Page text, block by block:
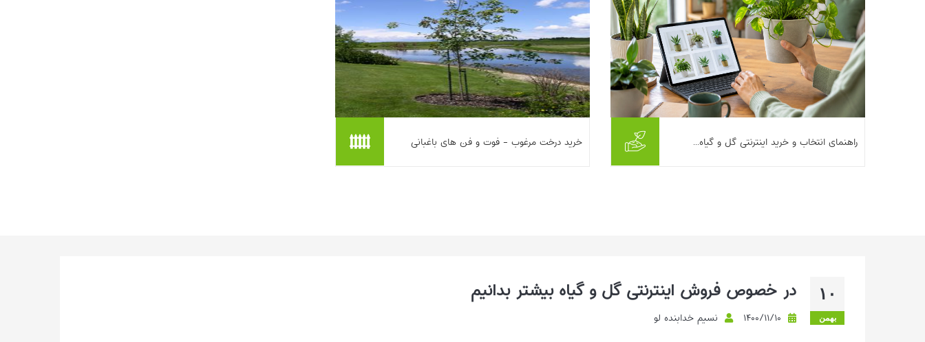
این روزها فروش اینترنتی گل و گیاه فقط یک راه
راحت برای خرید نیست؛ برای خیلی‌ها تبدیل شده
به بهترین مسیر برای پیدا کردن گیاه‌های خاص،
راهنمای انتخاب و خرید اینترنتی گل و گیاه...
برابر درخت نامرغوب تأکید می‌کند و نشان
می‌دهد کیفیت نهال، حتی بیش از مراقبت‌های
خرید درخت مرغوب - فوت و فن های باغبانی
۱۰
بهمن
در خصوص فروش اینترنتی گل و گیاه بیشتر بدانیم
۱۴۰۰/۱۱/۱۰ نسیم خدابنده لو